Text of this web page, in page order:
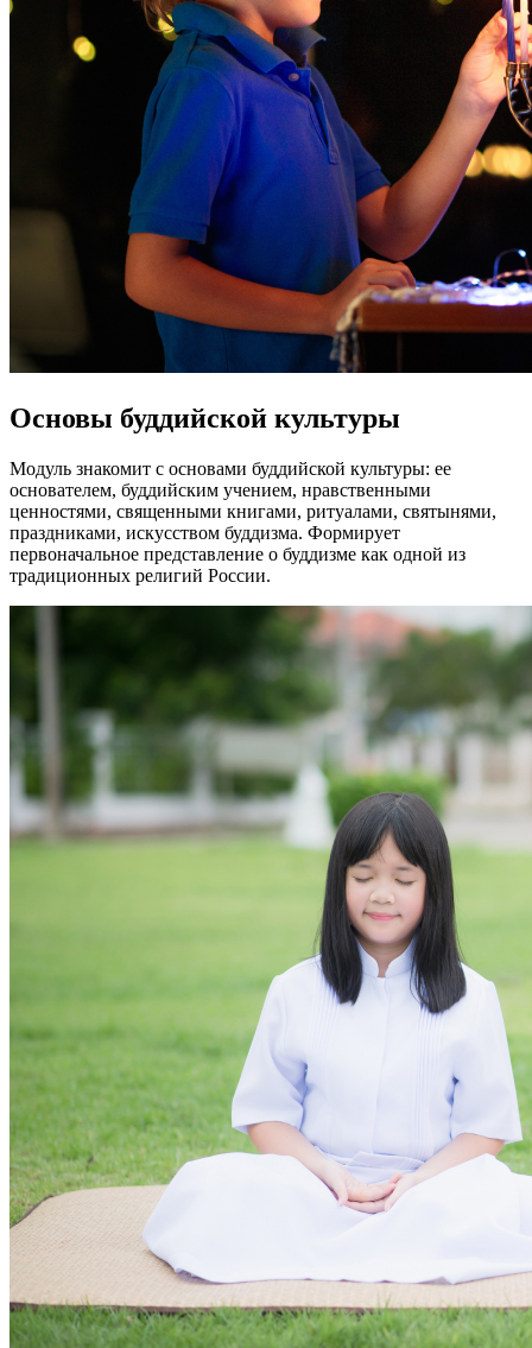
Основы буддийской культуры
Модуль знакомит с основами буддийской культуры: ее
основателем, буддийским учением, нравственными
ценностями, священными книгами, ритуалами, святынями,
праздниками, искусством буддизма. Формирует
первоначальное представление о буддизме как одной из
традиционных религий России.